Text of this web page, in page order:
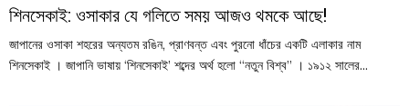
শিনসেকাই: ওসাকার যে গলিতে সময় আজও থমকে আছে!
জাপানের ওসাকা শহরের অন্যতম রঙিন, প্রাণবন্ত এবং পুরনো ধাঁচের একটি এলাকার নাম
শিনসেকাই । জাপানি ভাষায় ‘শিনসেকাই’ শব্দের অর্থ হলো “নতুন বিশ্ব” । ১৯১২ সালের...